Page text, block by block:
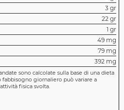
3 gr
22 gr
1 gr
49 mg
79 mg
392 mg
sono calcolate sulla base di una dieta
giornaliero può variare a
fisica svolta.